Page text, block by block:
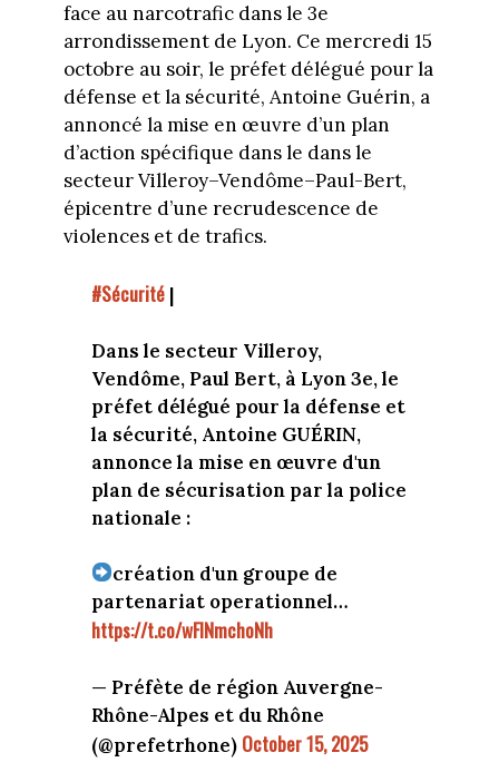
face au narcotrafic dans le 3e
arrondissement de Lyon. Ce mercredi 15
octobre au soir, le préfet délégué pour la
défense et la sécurité, Antoine Guérin, a
annoncé la mise en œuvre d’un plan
d’action spécifique dans le dans le
secteur Villeroy–Vendôme–Paul-Bert,
épicentre d’une recrudescence de
violences et de trafics.
#Sécurité |
Dans le secteur Villeroy,
Vendôme, Paul Bert, à Lyon 3e, le
préfet délégué pour la défense et
la sécurité, Antoine GUÉRIN,
annonce la mise en œuvre d'un
plan de sécurisation par la police
nationale :
création d'un groupe de
partenariat operationnel…
https://t.co/wFINmchoNh
— Préfète de région Auvergne-
Rhône-Alpes et du Rhône
(@prefetrhone) October 15, 2025